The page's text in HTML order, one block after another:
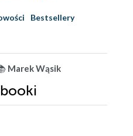
Bestsellery
Marek Wąsik